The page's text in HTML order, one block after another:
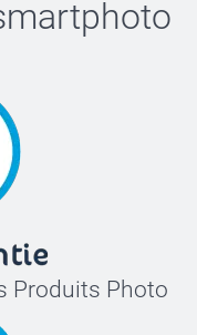
Produits Photo